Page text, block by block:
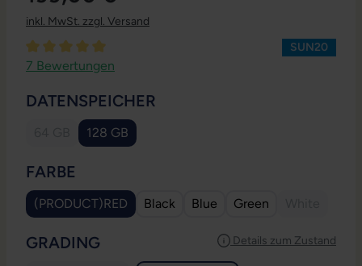
inkl. MwSt. zzgl. Versand
Durchschnittliche Bewertung von 5 von 5 Sternen
7 Bewertungen
SUN20
DATENSPEICHER
(Diese Option ist zurzeit nicht verfügbar.)
128 GB
(Diese Option ist zurzeit nicht verfügbar.)
FARBE
(PRODUCT)RED
(Diese Option ist zurzeit nicht verfügbar.)
Black Blue Green
Details zum Zustand
GRADING